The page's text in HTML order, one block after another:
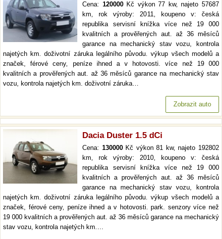
Cena: 120000Kč výkon 77 kw, najeto 57687
km, rok výroby: 2011, koupeno v: česká
republika servisní knížka více než 19 000
kvalitních a prověřených aut. až 36 měsíců
garance na mechanický stav vozu, kontrola
najetých km. doživotní záruka legálního původu. výkup všech modelů a
značek, férové ceny, peníze ihned a v hotovosti. více než 19 000
kvalitních a prověřených aut. až 36 měsíců garance na mechanický stav
vozu, kontrola najetých km. doživotní záruka…
Zobrazit auto
Dacia Duster 1.5 dCi
Cena: 130000Kč výkon 81 kw, najeto 192802
km, rok výroby: 2010, koupeno v: česká
republika servisní knížka více než 19 000
kvalitních a prověřených aut. až 36 měsíců
garance na mechanický stav vozu, kontrola
najetých km. doživotní záruka legálního původu. výkup všech modelů a
značek, férové ceny, peníze ihned a v hotovosti. park. senzory více než
19 000 kvalitních a prověřených aut. až 36 měsíců garance na mechanický
stav vozu, kontrola najetých km.…